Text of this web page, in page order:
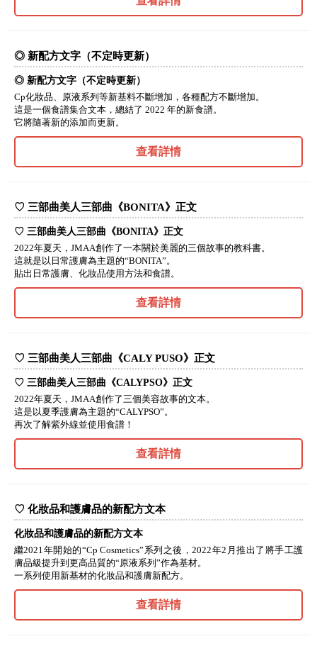
◎ 新配方文字（不定時更新）
◎ 新配方文字（不定時更新）
Cp化妝品、原液系列等新基料不斷增加，各種配方不斷增加。
這是一個食譜集合文本，總結了 2022 年的新食譜。
它將隨著新的添加而更新。
查看詳情
♡ 三部曲美人三部曲《BONITA》正文
♡ 三部曲美人三部曲《BONITA》正文
2022年夏天，JMAA創作了一本關於美麗的三個故事的教科書。
這就是以日常護膚為主題的“BONITA”。
貼出日常護膚、化妝品使用方法和食譜。
查看詳情
♡ 三部曲美人三部曲《CALY PUSO》正文
♡ 三部曲美人三部曲《CALYPSO》正文
2022年夏天，JMAA創作了三個美容故事的文本。
這是以夏季護膚為主題的“CALYPSO”。
再次了解紫外線並使用食譜！
查看詳情
♡ 化妝品和護膚品的新配方文本
化妝品和護膚品的新配方文本
繼2021年開始的“Cp Cosmetics”系列之後，2022年2月推出了將手工護
膚品級提升到更高品質的“原液系列”作為基材。
一系列使用新基材的化妝品和護膚新配方。
查看詳情